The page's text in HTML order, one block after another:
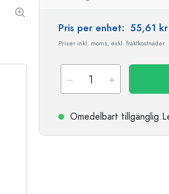
Pris per enhet: 55,61 kr
Priser inkl. moms, exkl. fraktkostnader
Omedelbart tillgänglig.